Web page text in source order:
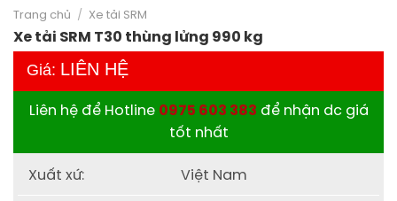
Trang chủ / Xe tải SRM
Xe tải SRM T30 thùng lửng 990 kg
Giá: LIÊN HỆ
Liên hệ để Hotline 0975 603 383 để nhận dc giá
tốt nhất
Xuất xứ: Việt Nam